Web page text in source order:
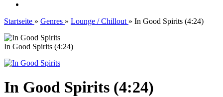
Startseite » Genres » Lounge / Chillout » In Good Spirits (4:24)
In Good Spirits (4:24)
In Good Spirits (4:24)